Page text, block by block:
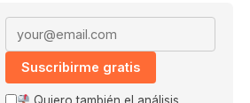
Email address
Suscribirme gratis